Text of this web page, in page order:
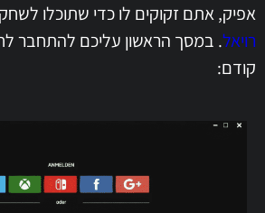
אפיק, אתם זקוקים לו כדי שתוכלו
רויאל. במסך הראשון עליכם להתחבר
קודם: